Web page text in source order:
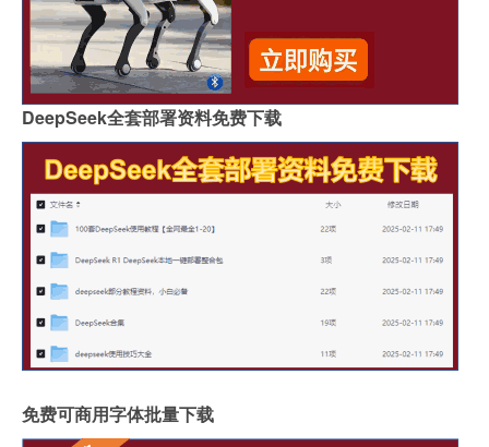
DeepSeek全套部署资料免费下载
免费可商用字体批量下载